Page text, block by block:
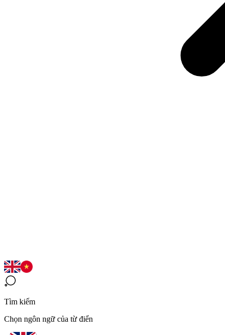
Tìm kiếm
Chọn ngôn ngữ của từ điển